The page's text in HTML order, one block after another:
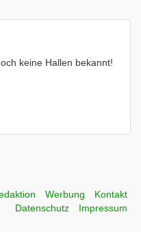
keine Hallen bekannt!
Werbung
Kontakt
Datenschutz
Impressum